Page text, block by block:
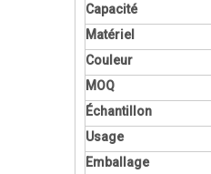
Capacité
Matériel
Couleur
MOQ
Échantillon
Usage
Emballage